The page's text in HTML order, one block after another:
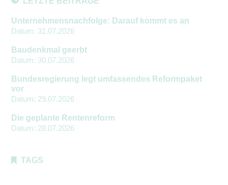
Unternehmensnachfolge: Darauf kommt es an
Datum: 31.07.2026
Baudenkmal geerbt
Datum: 30.07.2026
Bundesregierung legt umfassendes Reformpaket
vor
Datum: 29.07.2026
Die geplante Rentenreform
Datum: 28.07.2026
TAGS